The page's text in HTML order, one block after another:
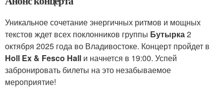
Уникальное сочетание энергичных ритмов и мощных
текстов ждет всех поклонников группы Бутырка2
октября 2025 года во Владивостоке. Концерт пройдет в
Holl Ex & Fesco Hall и начнется в 19:00. Успей
забронировать билеты на это незабываемое
мероприятие!